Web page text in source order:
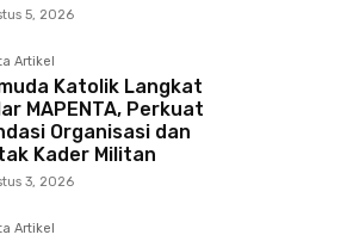
5, 2026
Artikel
Katolik Langkat
MAPENTA, Perkuat
Organisasi dan
Kader Militan
3, 2026
Artikel